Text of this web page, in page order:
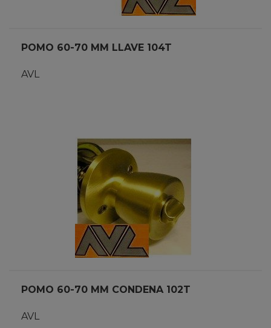
POMO 60-70 MM LLAVE 104T
AVL
POMO 60-70 MM CONDENA 102T
AVL